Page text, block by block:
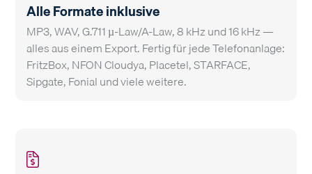
Alle Formate inklusive
MP3, WAV, G.711 µ-Law/A-Law, 8 kHz und 16 kHz —
alles aus einem Export. Fertig für jede Telefonanlage:
FritzBox, NFON Cloudya, Placetel, STARFACE,
Sipgate, Fonial und viele weitere.